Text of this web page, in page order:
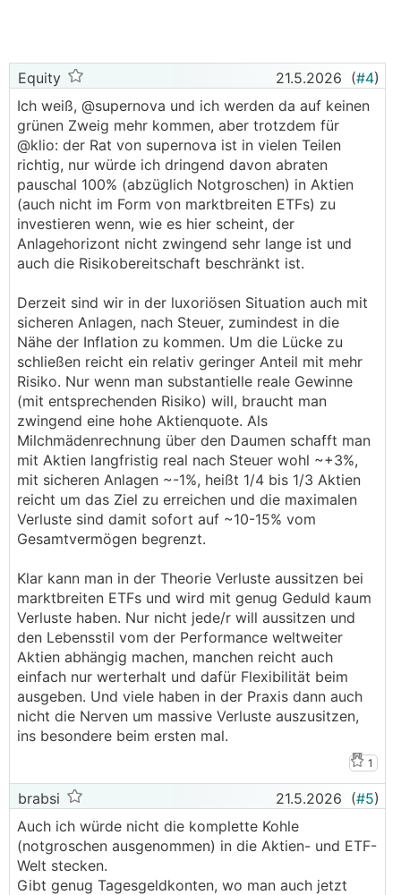
Equity 21.5.2026 (#4)
Ich weiß, @supernova und ich werden da auf keinen
grünen Zweig mehr kommen, aber trotzdem für
@klio: der Rat von supernova ist in vielen Teilen
richtig, nur würde ich dringend davon abraten
pauschal 100% (abzüglich Notgroschen) in Aktien
(auch nicht im Form von marktbreiten ETFs) zu
investieren wenn, wie es hier scheint, der
Anlagehorizont nicht zwingend sehr lange ist und
auch die Risikobereitschaft beschränkt ist.
Derzeit sind wir in der luxoriösen Situation auch mit
sicheren Anlagen, nach Steuer, zumindest in die
Nähe der Inflation zu kommen. Um die Lücke zu
schließen reicht ein relativ geringer Anteil mit mehr
Risiko. Nur wenn man substantielle reale Gewinne
(mit entsprechenden Risiko) will, braucht man
zwingend eine hohe Aktienquote. Als
Milchmädenrechnung über den Daumen schafft man
mit Aktien langfristig real nach Steuer wohl ~+3%,
mit sicheren Anlagen ~-1%, heißt 1/4 bis 1/3 Aktien
reicht um das Ziel zu erreichen und die maximalen
Verluste sind damit sofort auf ~10-15% vom
Gesamtvermögen begrenzt.
Klar kann man in der Theorie Verluste aussitzen bei
marktbreiten ETFs und wird mit genug Geduld kaum
Verluste haben. Nur nicht jede/r will aussitzen und
den Lebensstil vom der Performance weltweiter
Aktien abhängig machen, manchen reicht auch
einfach nur werterhalt und dafür Flexibilität beim
ausgeben. Und viele haben in der Praxis dann auch
nicht die Nerven um massive Verluste auszusitzen,
ins besondere beim ersten mal.
1
brabsi 21.5.2026 (#5)
Auch ich würde nicht die komplette Kohle
(notgroschen ausgenommen) in die Aktien- und ETF-
Welt stecken.
Gibt genug Tagesgeldkonten, wo man auch jetzt